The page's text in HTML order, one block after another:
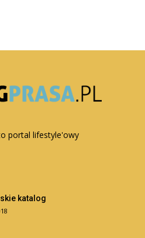
portal lifestyle'owy
katalog